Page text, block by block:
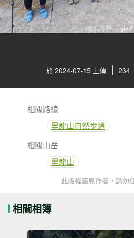
於 2024-07-15 上傳 234
相關路線
里龍山自然步道
相關山岳
里龍山
此版權屬原作者，請勿
相關相簿